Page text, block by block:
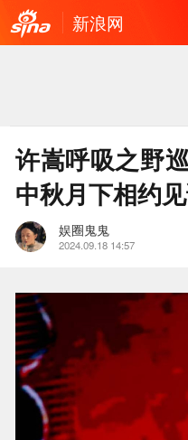
新浪网
许嵩呼吸之野
中秋月下相约
娱圈鬼鬼
2024.09.18 14:57